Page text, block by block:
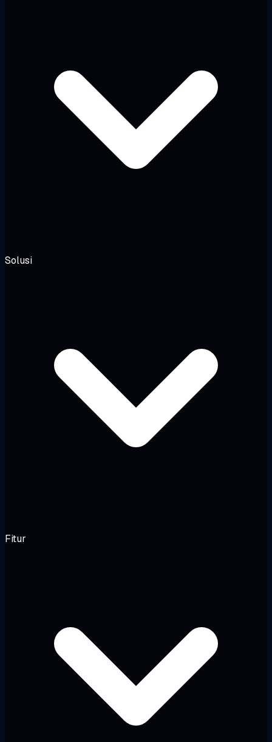
Solusi
Fitur